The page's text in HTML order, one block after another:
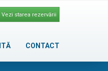
Vezi starea rezervării
CONTACT